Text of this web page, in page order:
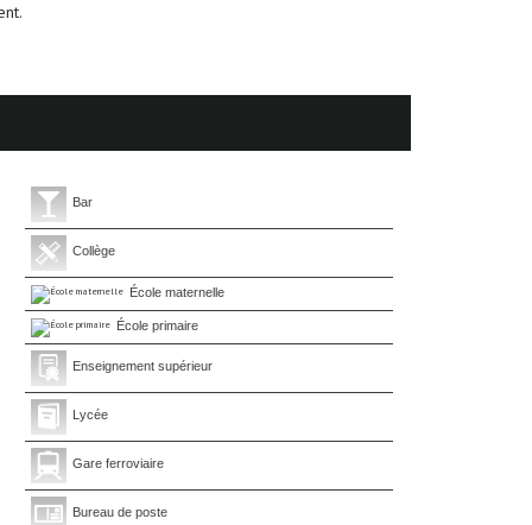
Bar
Collège
École maternelle
École primaire
Enseignement supérieur
Lycée
Gare ferroviaire
Bureau de poste